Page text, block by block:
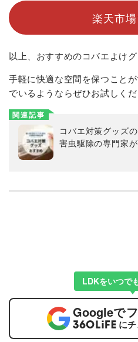
楽天市
以上、おすすめのコバエよけ
手軽に快適な空間を保つこと
でいるようならぜひお試しくだ
関連記事
コバエ対策グッズ
害虫駆除の専門家
LDKをいつで
Googleで
に